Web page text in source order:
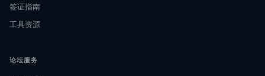
签证指南
工具资源
论坛服务